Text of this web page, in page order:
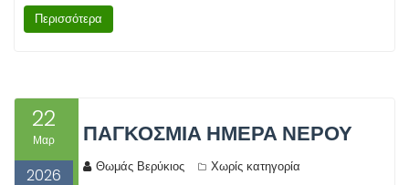
Περισσότερα
22
Μαρ
2026
ΠΑΓΚΌΣΜΙΑ ΗΜΈΡΑ ΝΕΡΟΎ
Θωμάς Βερύκιος Χωρίς κατηγορία